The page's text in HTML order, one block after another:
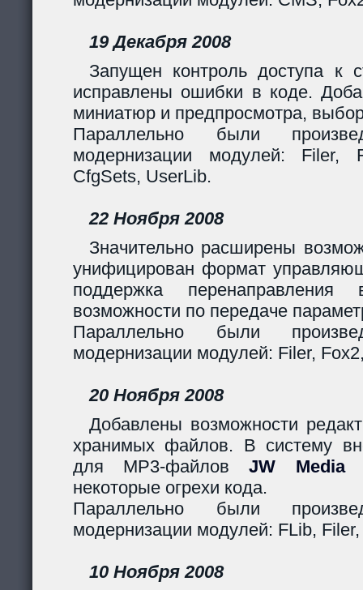
19 Декабря 2008
Запущен контроль доступа к
исправлены ошибки в коде.
миниатюр и предпросмотра,
Параллельно были
модернизации модулей: Filer,
CfgSets, UserLib.
22 Ноября 2008
Значительно расширены
унифицирован формат
поддержка
возможности по передаче
Параллельно были
модернизации модулей: Filer,
20 Ноября 2008
Добавлены возможности
хранимых файлов. В систему
для MP3-файловJW Media
некоторые огрехи кода.
Параллельно были
модернизации модулей: FLib,
10 Ноября 2008